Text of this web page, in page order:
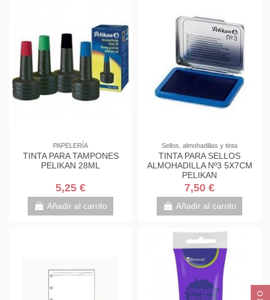
PAPELERÍA
TINTA PARA TAMPONES
PELIKAN 28ML
5,25 €
Añadir al carrito
Sellos, almohadillas y tinta
TINTA PARA SELLOS
ALMOHADILLA Nº3 5X7CM
PELIKAN
7,50 €
Añadir al carrito